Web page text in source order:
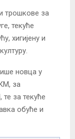
трошкове за
текуће
хигијену и
новца у
за
за текуће
обуће и